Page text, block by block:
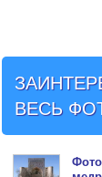
ВЕСЬ
Фото